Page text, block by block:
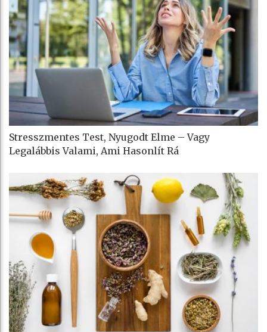
Stresszmentes Test, Nyugodt Elme – Vagy
Legalábbis Valami, Ami Hasonlít Rá